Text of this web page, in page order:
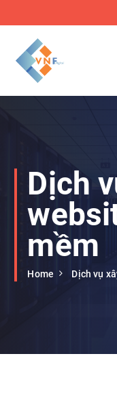
c
VNF Digital Technology
Dịch
mềm
Home Dịch vụ